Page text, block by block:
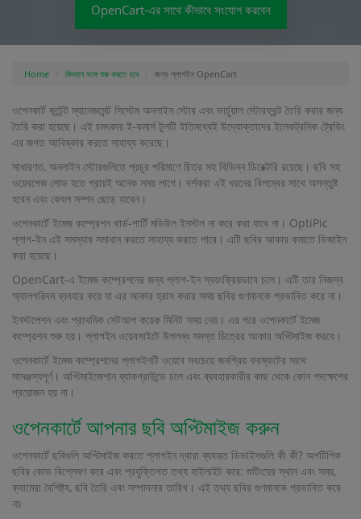
OpenCart-এর সাথে কীভাবে সংযোগ করবেন
Home কিভাবে সঙ্গে শুরু করতে হবে জন্য প্লাগইন OpenCart
ওপেনকার্ট কন্টেন্ট ম্যানেজমেন্ট সিস্টেম অনলাইন স্টোর এবং ভার্চুয়াল স্টোরফ্রন্ট তৈরি করার জন্য
তৈরি করা হয়েছে। এই চমৎকার ই-কমার্স টুলটি ইতিমধ্যেই উদ্যোক্তাদের ইলেকট্রনিক ট্রেডিং
এর জগত আবিষ্কার করতে সাহায্য করেছে।
সাধারণত, অনলাইন স্টোরগুলিতে প্রচুর পরিমাণে চিত্র সহ বিভিন্ন ডিরেক্টরি রয়েছে। ছবি সহ
ওয়েবপেজ লোড হতে প্রায়ই অনেক সময় লাগে। দর্শকরা এই ধরনের বিলম্বের সাথে অসন্তুষ্ট
হবেন এবং কেবল সম্পদ ছেড়ে যাবেন।
ওপেনকার্টে ইমেজ কম্প্রেশন থার্ড-পার্টি মডিউল ইনস্টল না করে করা যাবে না। OptiPic
প্লাগ-ইন এই সমস্যার সমাধান করতে সাহায্য করতে পারে। এটি ছবির আকার কমাতে ডিজাইন
করা হয়েছে।
OpenCart-এ ইমেজ কম্প্রেশনের জন্য প্লাগ-ইন স্বয়ংক্রিয়ভাবে চলে। এটি তার নিজস্ব
অ্যালগরিদম ব্যবহার করে যা এর আকার হ্রাস করার সময় ছবির গুণমানকে প্রভাবিত করে না।
ইনস্টলেশন এবং প্রাথমিক সেটআপ কয়েক মিনিট সময় নেয়। এর পরে ওপেনকার্টে ইমেজ
কম্প্রেশন শুরু হয়। প্লাগইন ওয়েবসাইটে উপলব্ধ সমস্ত চিত্রের আকার অপ্টিমাইজ করবে।
ওপেনকার্টে ইমেজ কম্প্রেশনের প্লাগইনটি ওয়েবে সবচেয়ে জনপ্রিয় ফরম্যাটের সাথে
সামঞ্জস্যপূর্ণ। অপ্টিমাইজেশান ব্যাকগ্রাউন্ডে চলে এবং ব্যবহারকারীর কাছ থেকে কোন পদক্ষেপের
প্রয়োজন হয় না।
ওপেনকার্টে আপনার ছবি অপ্টিমাইজ করুন
ওপেনকার্টে ছবিগুলি অপ্টিমাইজ করতে প্লাগইন দ্বারা ব্যবহৃত ডিভাইসগুলি কী কী? অপটিপিক
ছবির কোড বিশ্লেষণ করে এবং প্রযুক্তিগত তথ্য হাইলাইট করে: শুটিংয়ের স্থান এবং সময়,
ক্যামেরা বৈশিষ্ট্য, ছবি তৈরি এবং সম্পাদনার তারিখ। এই তথ্য ছবির গুণমানকে প্রভাবিত করে
না৷